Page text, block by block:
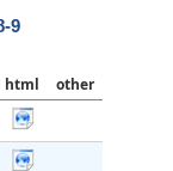
9
html
other